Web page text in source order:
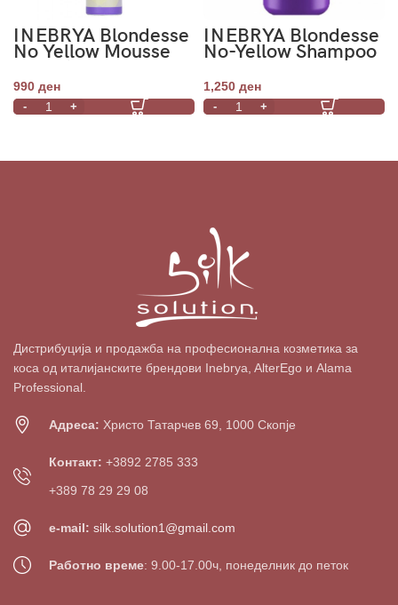
INEBRYA Blondesse
No Yellow Mousse
Treatment 250ml
990 ден
INEBRYA Blondesse
No-Yellow Shampoo
1,250 ден
Дистрибуција и продажба на професионална козметика за
коса од италијанските брендови Inebrya, AlterEgo и Alama
Professional.
Адреса: Христо Татарчев 69, 1000 Скопје
Контакт: +3892 2785 333
+389 78 29 29 08
e-mail: silk.solution1@gmail.com
Работно време: 9.00-17.00ч, понеделник до петок